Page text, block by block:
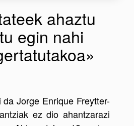
ahaztu
egin nahi
Jorge Enrique Freytter-
ez dio ahantzarazi